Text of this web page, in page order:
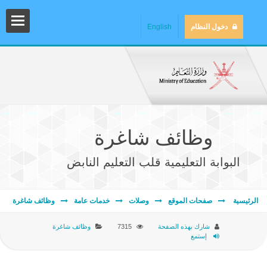
دخول النظام English
وظائف شاغرة
البوابة التعليمية قلب التعليم النابض
الرئيسية صفحات الموقع وصلات خدمات عامة وظائف شاغرة
شارك بهذه الصفحة 7315
وظائف شاغرة
إستمع